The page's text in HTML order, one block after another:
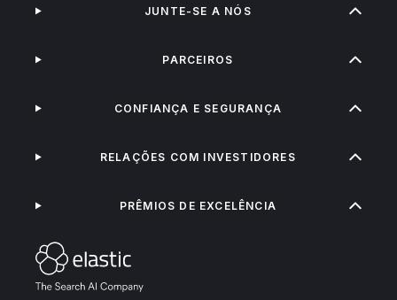
JUNTE-SE A NÓS
PARCEIROS
CONFIANÇA E SEGURANÇA
RELAÇÕES COM INVESTIDORES
PRÊMIOS DE EXCELÊNCIA